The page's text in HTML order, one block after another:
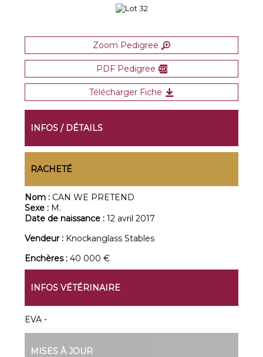
Zoom Pedigree
PDF Pedigree
Télécharger Fiche
INFOS / DÉTAILS
RACHETÉ
Nom : CAN WE PRETEND
Sexe : M.
Date de naissance :12 avril 2017
Vendeur : Knockanglass Stables
Enchères :40 000 €
INFOS VÉTÉRINAIRE
EVA -
MISES À JOUR